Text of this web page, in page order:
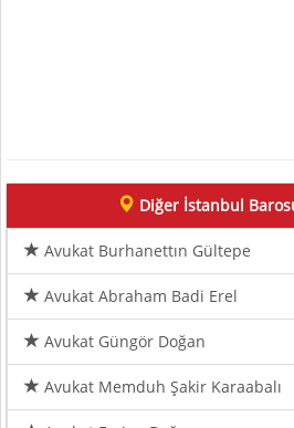
Diğer İstanbul
Avukat Burhanettın Gültepe
Avukat Abraham Badi Erel
Avukat Güngör Doğan
Avukat Memduh Şakir Karaabalı